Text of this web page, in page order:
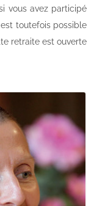
vous avez participé
toutefois possible
retraite est ouverte